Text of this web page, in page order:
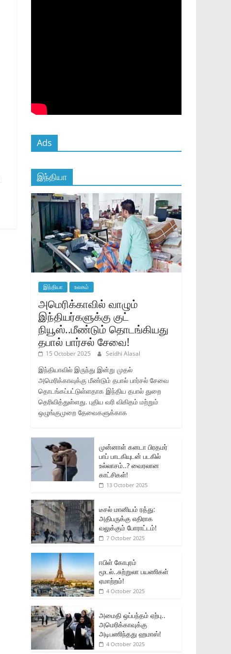
Ads
இந்தியா
இந்தியா உலகம்
அமெரிக்காவில் வாழும்
இந்தியர்களுக்கு குட்
நியூஸ்..மீண்டும் தொடங்கியது
தபால் பார்சல் சேவை!
15 October 2025 Seidhi Alasal
இந்தியாவில் இருந்து இன்று முதல்
அமெரிக்காவுக்கு மீண்டும் தபால் பார்சல் சேவை
தொடங்கப்பட்டுள்ளதாக இந்திய தபால் துறை
தெரிவித்துள்ளது. புதிய வரி விகிதம் மற்றும்
ஒழுங்குமுறை தேவைகளுக்காக
முன்னாள் கனடா பிரதமர்
பாப் பாடகியுடன் படகில்
உல்லாசம்..? வைரலான
காட்சிகள்!
13 October 2025
டீசல் மானியம் ரத்து:
அதிபருக்கு எதிராக
வலுக்கும் போராட்டம்!
7 October 2025
ஈபிள் கோபுரம்
மூடல்..சுற்றுலா பயணிகள்
ஏமாற்றம்!
4 October 2025
அமைதி ஒப்பந்தம் ஏற்பு..
அமெரிக்காவுக்கு
அடிபணிந்தது ஹமாஸ்!
4 October 2025